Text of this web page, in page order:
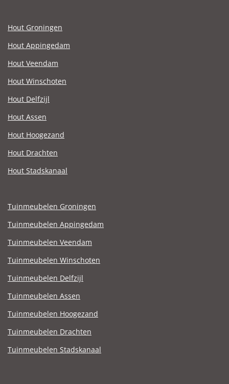
Hout Groningen
Hout Appingedam
Hout Veendam
Hout Winschoten
Hout Delfzijl
Hout Assen
Hout Hoogezand
Hout Drachten
Hout Stadskanaal
Tuinmeubelen Groningen
Tuinmeubelen Appingedam
Tuinmeubelen Veendam
Tuinmeubelen Winschoten
Tuinmeubelen Delfzijl
Tuinmeubelen Assen
Tuinmeubelen Hoogezand
Tuinmeubelen Drachten
Tuinmeubelen Stadskanaal